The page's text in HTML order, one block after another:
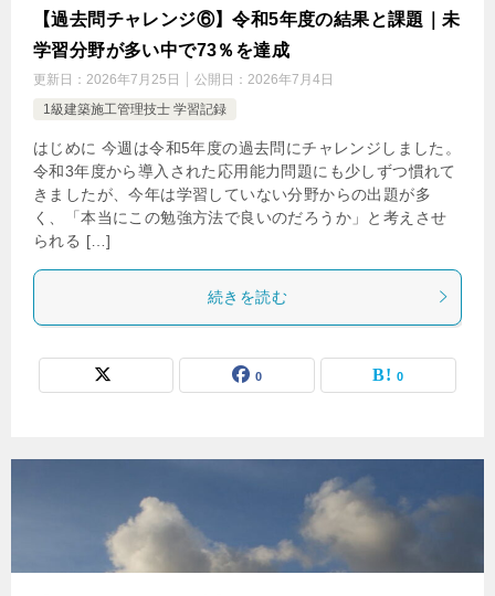
【過去問チャレンジ⑥】令和5年度の結果と課題｜未
学習分野が多い中で73％を達成
更新日： 2026年7月25日 公開日： 2026年7月4日
1級建築施工管理技士 学習記録
はじめに 今週は令和5年度の過去問にチャレンジしました。
令和3年度から導入された応用能力問題にも少しずつ慣れて
きましたが、今年は学習していない分野からの出題が多
く、「本当にこの勉強方法で良いのだろうか」と考えさせ
られる […]
続きを読む
0 0